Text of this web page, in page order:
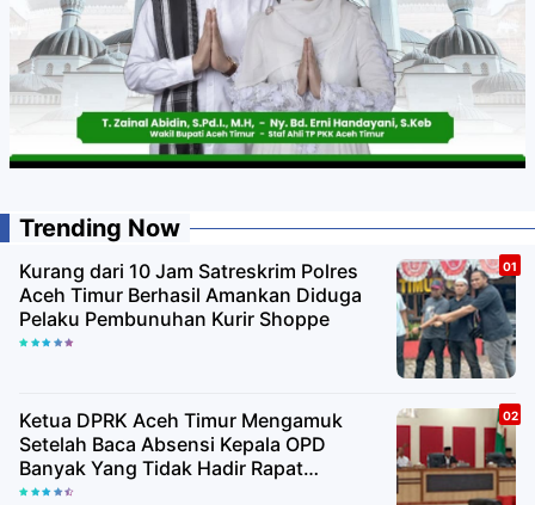
Trending Now
Kurang dari 10 Jam Satreskrim Polres
Aceh Timur Berhasil Amankan Diduga
Pelaku Pembunuhan Kurir Shoppe
Ketua DPRK Aceh Timur Mengamuk
Setelah Baca Absensi Kepala OPD
Banyak Yang Tidak Hadir Rapat
Paripurna